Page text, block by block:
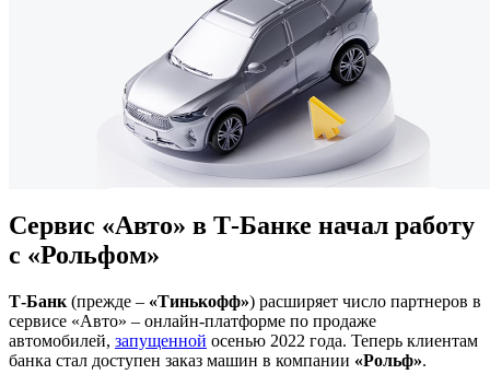
Сервис «Авто» в Т-Банке начал работу
с «Рольфом»
Т-Банк (прежде – «Тинькофф») расширяет число партнеров в
сервисе «Авто» – онлайн-платформе по продаже
автомобилей, запущенной осенью 2022 года. Теперь клиентам
банка стал доступен заказ машин в компании «Рольф».